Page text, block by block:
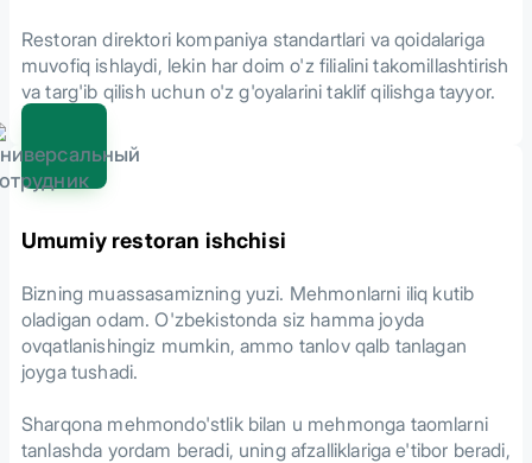
Restoran direktori kompaniya standartlari va qoidalariga
muvofiq ishlaydi, lekin har doim o'z filialini takomillashtirish
va targ'ib qilish uchun o'z g'oyalarini taklif qilishga tayyor.
Umumiy restoran ishchisi
Bizning muassasamizning yuzi. Mehmonlarni iliq kutib
oladigan odam. O'zbekistonda siz hamma joyda
ovqatlanishingiz mumkin, ammo tanlov qalb tanlagan
joyga tushadi.
Sharqona mehmondo'stlik bilan u mehmonga taomlarni
tanlashda yordam beradi, uning afzalliklariga e'tibor beradi,